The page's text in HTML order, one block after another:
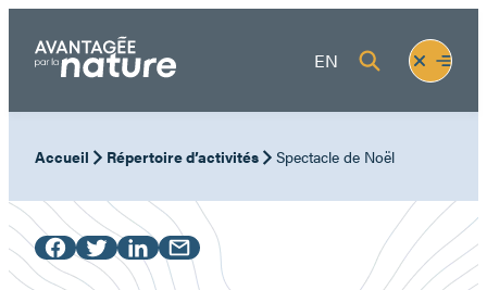
contenu
EN
Fermer
le
menu
Ouvrir
le
Accueil Répertoire d’activités Spectacle de Noël